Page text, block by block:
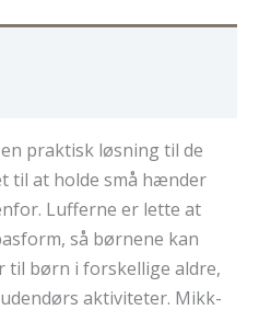
praktisk løsning til de
til at holde små hænder
Lufferne er lette at
så børnene kan
til børn i forskellige aldre,
aktiviteter. Mikk-